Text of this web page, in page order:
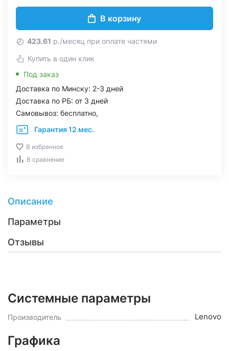
В корзину
423.61 р./месяц при оплате частями
Купить в один клик
Под заказ
Доставка по Минску: 2-3 дней
Доставка по РБ: от 3 дней
Самовывоз: бесплатно,
Гарантия 12 мес.
В избранное
В сравнение
Описание
Параметры
Отзывы
Системные параметры
Производитель Lenovo
Графика